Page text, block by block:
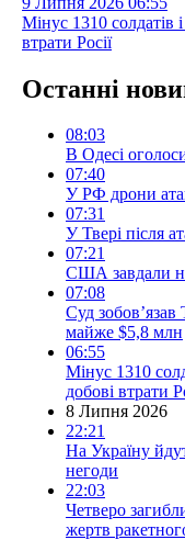
Мінус 1310 солдатів
втрати Росії
Останні
08:03
В Одесі
07:40
У РФ дрони
07:31
У Твері після
07:21
США завдали
07:08
Суд
майже $5,8 млн
06:55
Мінус 1310
добові втрати
8 Липня 2026
22:21
На Україну
негоди
22:03
Четверо
жертв